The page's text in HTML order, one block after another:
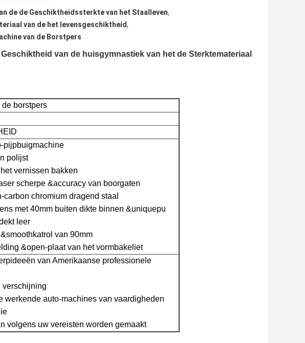
de de Geschiktheidssterkte van het Staalleven,
van de het levensgeschiktheid,
van de Borstpers
van de huisgymnastiek van het de Sterktemateriaal
borstpers
pijpbuigmachine
polijst
vernissen bakken
scherpe &accuracy van boorgaten
carbon chromium dragend staal
met 40mm buiten dikte binnen &uniquepu
leer
van 90mm
&open-plaat van het vormbakeliet
van Amerikaanse professionele
verschijning
werkende auto-machines van vaardigheden
volgens uw vereisten worden gemaakt